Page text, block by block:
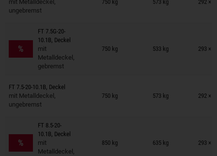
mit Metalldeckel,
ungebremst
750 kg 573 kg 292 ×
%
FT 7.5G-20-
10.1B, Deckel
mit
Metalldeckel,
gebremst
750 kg 533 kg 293 ×
Anhänger auf Merkzettel
FT 7.5-20-10.1B, Deckel
mit Metalldeckel,
ungebremst
750 kg 573 kg 292 ×
Anhänger auf Merkzettel
%
FT 8.5-20-
10.1B, Deckel
mit
Metalldeckel,
850 kg 635 kg 293 ×
Anhänger auf Merkzettel